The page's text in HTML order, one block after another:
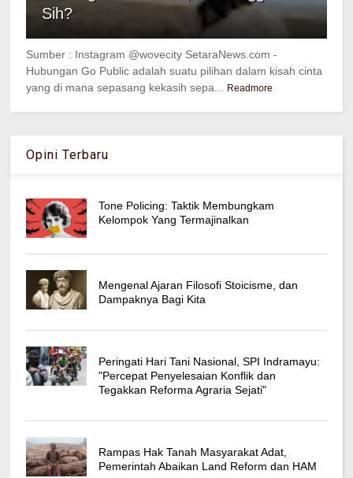
Sih?
Sumber : Instagram @wovecity SetaraNews.com -
Hubungan Go Public adalah suatu pilihan dalam kisah cinta
yang di mana sepasang kekasih sepa...
Readmore
Opini Terbaru
Tone Policing: Taktik Membungkam
Kelompok Yang Termajinalkan
Mengenal Ajaran Filosofi Stoicisme, dan
Dampaknya Bagi Kita
Peringati Hari Tani Nasional, SPI Indramayu:
"Percepat Penyelesaian Konflik dan
Tegakkan Reforma Agraria Sejati"
Rampas Hak Tanah Masyarakat Adat,
Pemerintah Abaikan Land Reform dan HAM